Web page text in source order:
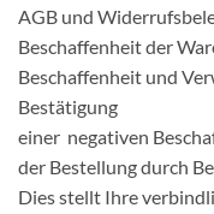
AGB und
Beschaffenheit der
Beschaffenheit und
Bestätigung
einer negativen
der Bestellung durch
Dies stellt Ihre